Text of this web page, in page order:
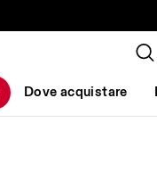
Dove acquistare